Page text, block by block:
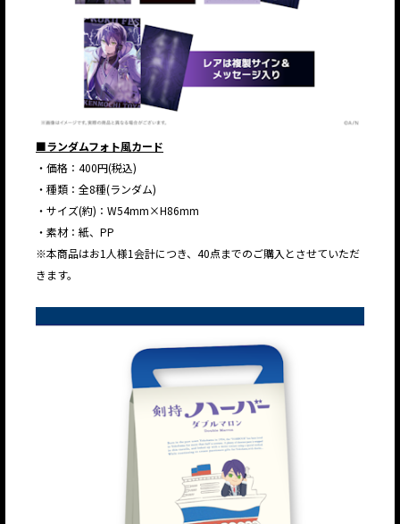
■ランダムフォト風カード
・価格：400円(税込)
・種類：全8種(ランダム)
・サイズ(約)：W54mm×H86mm
・素材：紙、PP
※本商品はお1人様1会計につき、40点までのご購入とさせていただ
きます。